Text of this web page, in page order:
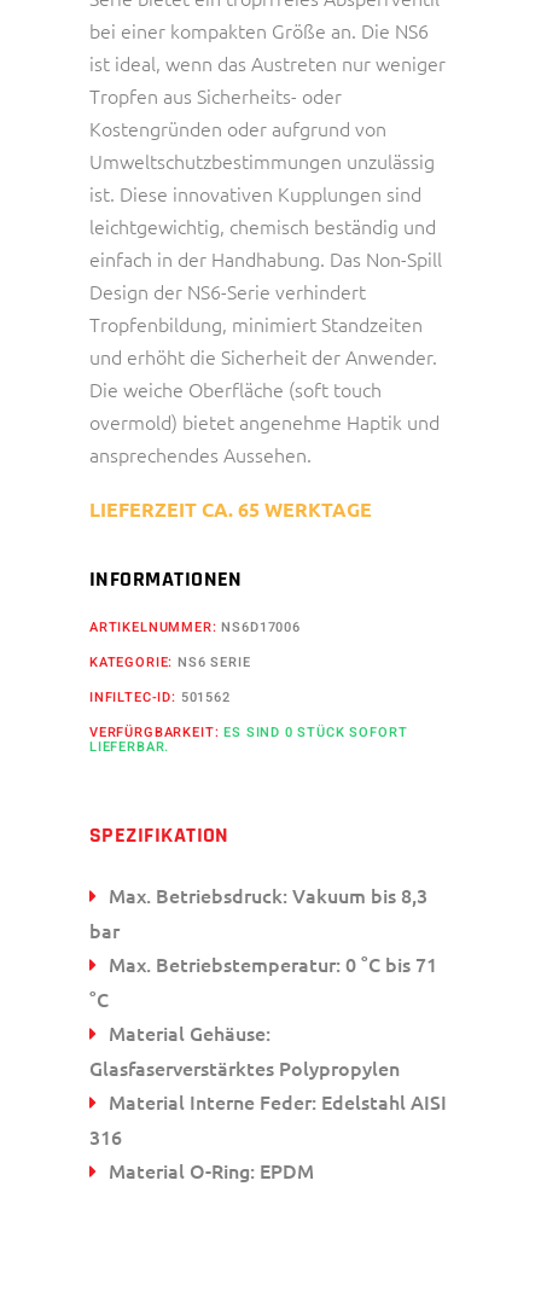
bei einer kompakten Größe an. Die NS6
ist ideal, wenn das Austreten nur weniger
Tropfen aus Sicherheits- oder
Kostengründen oder aufgrund von
Umweltschutzbestimmungen unzulässig
ist. Diese innovativen Kupplungen sind
leichtgewichtig, chemisch beständig und
einfach in der Handhabung. Das Non-Spill
Design der NS6-Serie verhindert
Tropfenbildung, minimiert Standzeiten
und erhöht die Sicherheit der Anwender.
Die weiche Oberfläche (soft touch
overmold) bietet angenehme Haptik und
ansprechendes Aussehen.
LIEFERZEIT CA. 65 WERKTAGE
INFORMATIONEN
ARTIKELNUMMER:NS6D17006
KATEGORIE:NS6 SERIE
INFILTEC-ID: 501562
VERFÜRGBARKEIT:ES SIND 0 STÜCK SOFORT
LIEFERBAR.
SPEZIFIKATION
Max. Betriebsdruck: Vakuum bis 8,3
bar
Max. Betriebstemperatur: 0 °C bis 71
°C
Material Gehäuse:
Glasfaserverstärktes Polypropylen
Material Interne Feder: Edelstahl AISI
316
Material O-Ring: EPDM